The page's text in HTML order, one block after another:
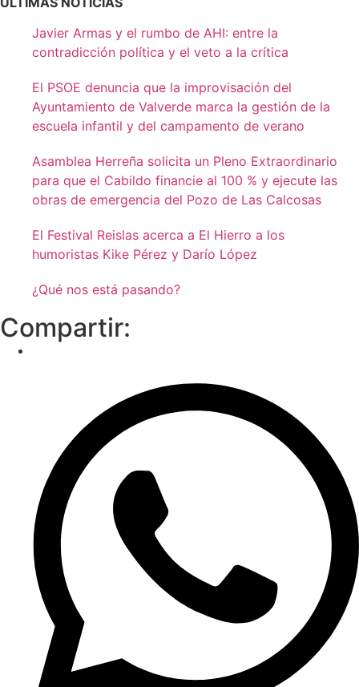
Javier Armas y el rumbo de AHI: entre la
contradicción política y el veto a la crítica
El PSOE denuncia que la improvisación del
Ayuntamiento de Valverde marca la gestión de la
escuela infantil y del campamento de verano
Asamblea Herreña solicita un Pleno Extraordinario
para que el Cabildo financie al 100 % y ejecute las
obras de emergencia del Pozo de Las Calcosas
El Festival Reislas acerca a El Hierro a los
humoristas Kike Pérez y Darío López
¿Qué nos está pasando?
Compartir: